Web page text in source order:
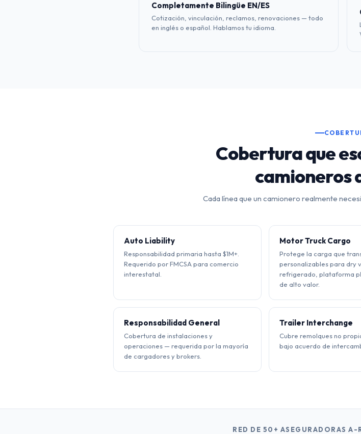
Completamente Bilingüe EN/ES
Cotización, vinculación, reclamos, renovaciones — todo
en inglés o español. Hablamos tu idioma.
Cobertura que
camioneros
Cada línea que un camionero realmente
Auto Liability
Responsabilidad primaria hasta $1M+.
Requerido por FMCSA para comercio
interestatal.
Motor Truck Cargo
Protege la carga que
personalizables para dry
refrigerado, plataforma
de alto valor.
Responsabilidad General
Cobertura de instalaciones y
operaciones — requerida por la mayoría
de cargadores y brokers.
Trailer Interchange
Cubre remolques no
bajo acuerdo de
RED DE 50+ ASEGURADORAS